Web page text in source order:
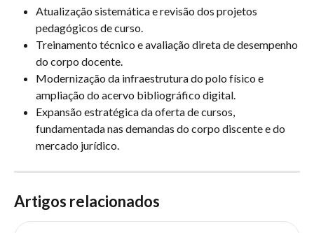
Atualização sistemática e revisão dos projetos
pedagógicos de curso.
Treinamento técnico e avaliação direta de desempenho
do corpo docente.
Modernização da infraestrutura do polo físico e
ampliação do acervo bibliográfico digital.
Expansão estratégica da oferta de cursos,
fundamentada nas demandas do corpo discente e do
mercado jurídico.
Artigos relacionados